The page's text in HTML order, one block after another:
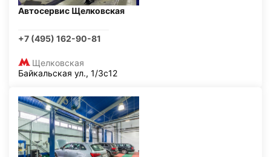
Автосервис Щелковская
+7 (495) 162-90-81
Щелковская
Байкальская ул., 1/3с12